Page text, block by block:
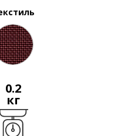
0.2
кг